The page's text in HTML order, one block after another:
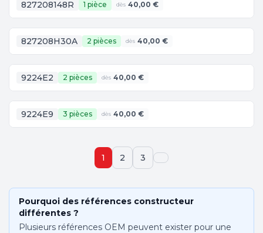
827208148R 1 pièce dès 40,00 €
827208H30A 2 pièces dès 40,00 €
9224E2 2 pièces dès 40,00 €
9224E9 3 pièces dès 40,00 €
1 2 3
Pourquoi des références constructeur
différentes ?
Plusieurs références OEM peuvent exister pour une